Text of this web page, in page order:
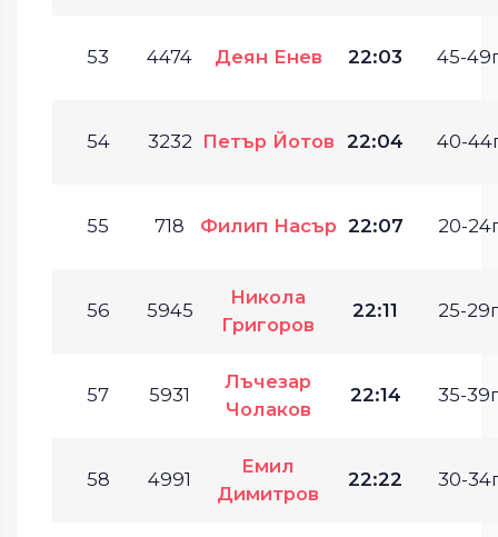
53 4474 Деян Енев 22:03 45-
54 3232 Петър Йотов 22:04 40-
55 718 Филип Насър 22:07 20-
56 5945
Никола
Григоров
22:11 25-
57 5931
Лъчезар
Чолаков
22:14 35-
58 4991
Емил
Димитров
22:22 30-